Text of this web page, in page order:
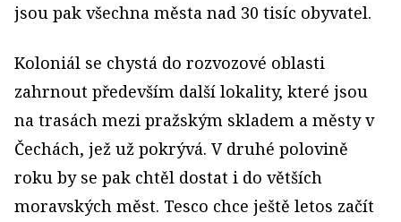
jsou pak všechna města nad 30 tisíc obyvatel.
Koloniál se chystá do rozvozové oblasti
zahrnout především další lokality, které jsou
na trasách mezi pražským skladem a městy v
Čechách, jež už pokrývá. V druhé polovině
roku by se pak chtěl dostat i do větších
moravských měst. Tesco chce ještě letos začít